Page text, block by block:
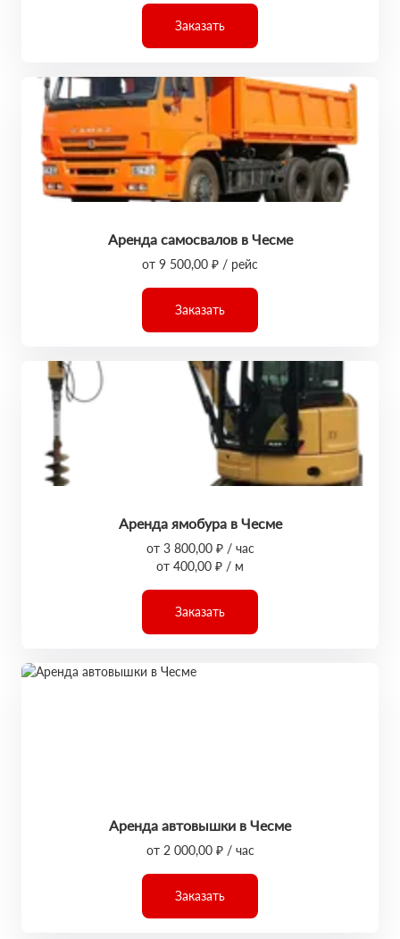
Заказать
Аренда самосвалов в Чесме
от 9 500,00 ₽ / рейс
Заказать
Аренда ямобура в Чесме
от 3 800,00 ₽ / час
от 400,00 ₽ / м
Заказать
Аренда автовышки в Чесме
от 2 000,00 ₽ / час
Заказать